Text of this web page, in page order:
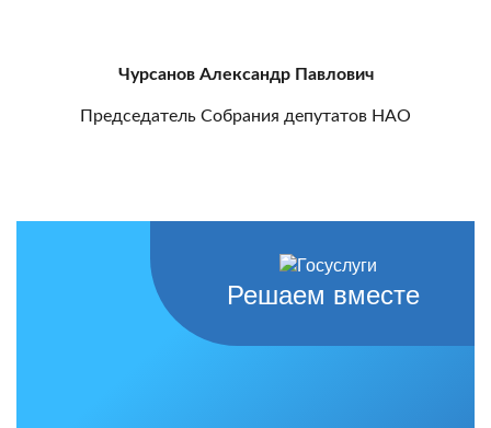
Чурсанов Александр Павлович
Председатель Собрания депутатов НАО
Решаем вместе